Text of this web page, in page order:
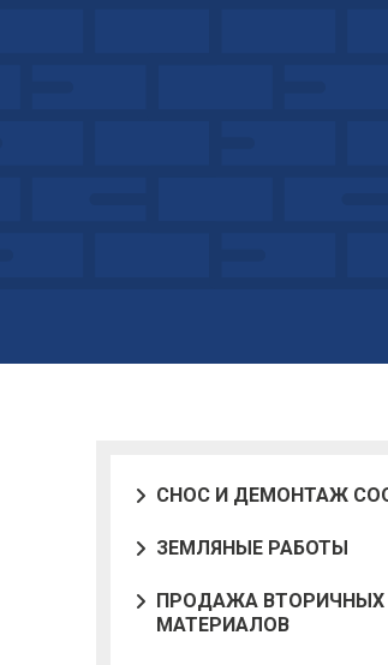
СНОС И ДЕМОНТАЖ
ЗЕМЛЯНЫЕ РАБОТЫ
ПРОДАЖА ВТОРИЧНЫХ
МАТЕРИАЛОВ